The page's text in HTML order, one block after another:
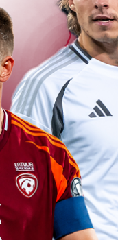
Latvijas
Gulbenes
Latvijas
Jēkabpils